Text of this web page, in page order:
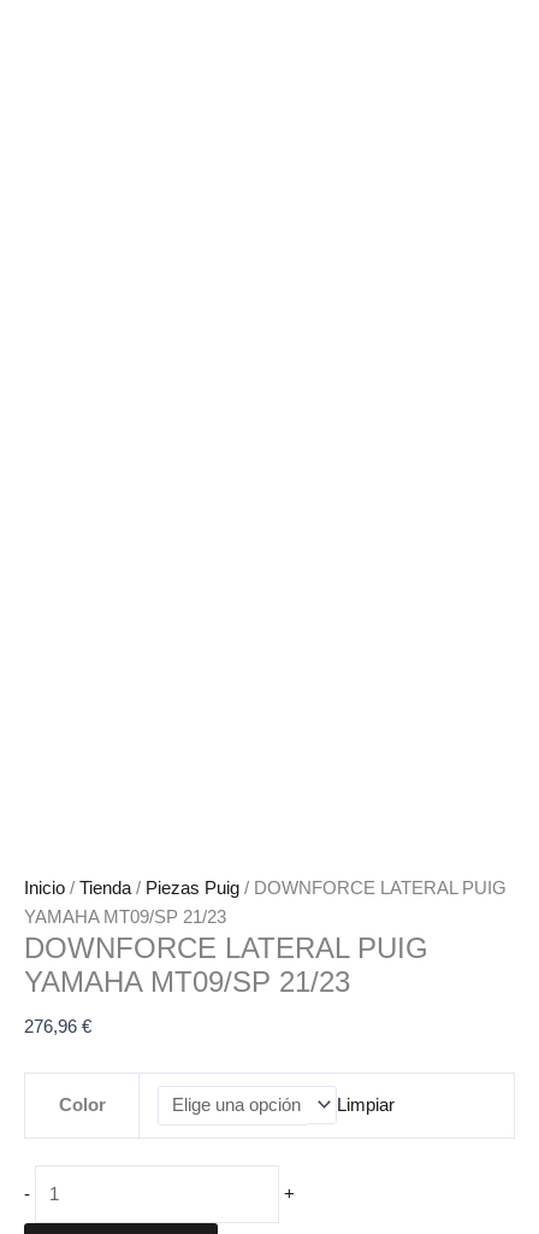
Inicio / Tienda / Piezas Puig / DOWNFORCE LATERAL PUIG
YAMAHA MT09/SP 21/23
DOWNFORCE LATERAL PUIG
YAMAHA MT09/SP 21/23
276,96 €
Color Limpiar
- +